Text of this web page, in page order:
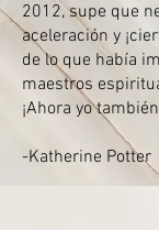
2012, supe que
aceleración y
de lo que había
maestros
¡Ahora yo
-Katherine Potter